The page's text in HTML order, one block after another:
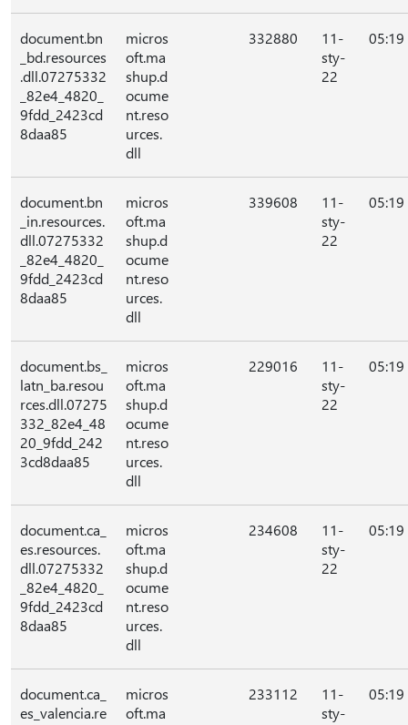
document.bn
_bd.resources
.dll.07275332
_82e4_4820_
9fdd_2423cd
8daa85
micros
oft.ma
shup.d
ocume
nt.reso
urces.
dll
332880
11-
sty-
22
05:19
document.bn
_in.resources.
dll.07275332
_82e4_4820_
9fdd_2423cd
8daa85
micros
oft.ma
shup.d
ocume
nt.reso
urces.
dll
339608
11-
sty-
22
05:19
document.bs_
latn_ba.resou
rces.dll.07275
332_82e4_48
20_9fdd_242
3cd8daa85
micros
oft.ma
shup.d
ocume
nt.reso
urces.
dll
229016
11-
sty-
22
05:19
document.ca_
es.resources.
dll.07275332
_82e4_4820_
9fdd_2423cd
8daa85
micros
oft.ma
shup.d
ocume
nt.reso
urces.
dll
234608
11-
sty-
22
05:19
document.ca_
es_valencia.re
micros
oft.ma
233112
11-
sty-
05:19